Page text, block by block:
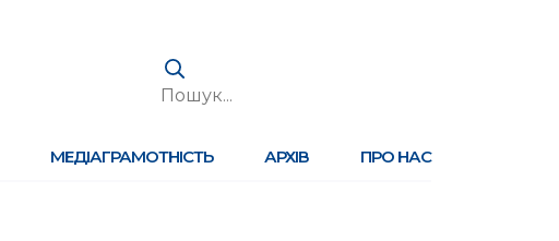
МЕДІАГРАМОТНІСТЬ АРХІВ ПРО НАС